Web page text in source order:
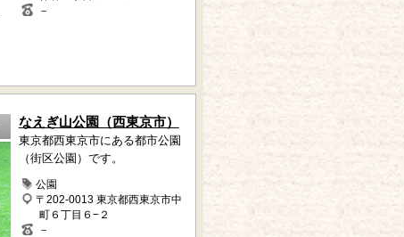
－
なえぎ山公園（西東京市）
東京都西東京市にある都市公園
（街区公園）です。
公園
〒202-0013 東京都西東京市中
町６丁目６−２
－